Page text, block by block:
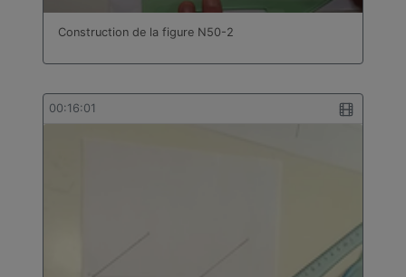
Construction de la figure N50-2
00:16:01